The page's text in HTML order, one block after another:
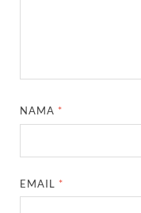
NAMA *
EMAIL *